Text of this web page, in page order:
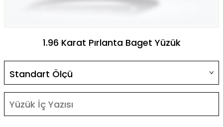
1.96 Karat Pırlanta Baget Yüzük